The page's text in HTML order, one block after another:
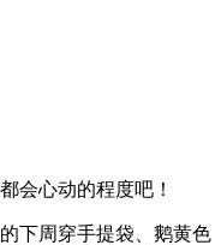
心动的程度吧！
周穿手提袋、鹅黄色